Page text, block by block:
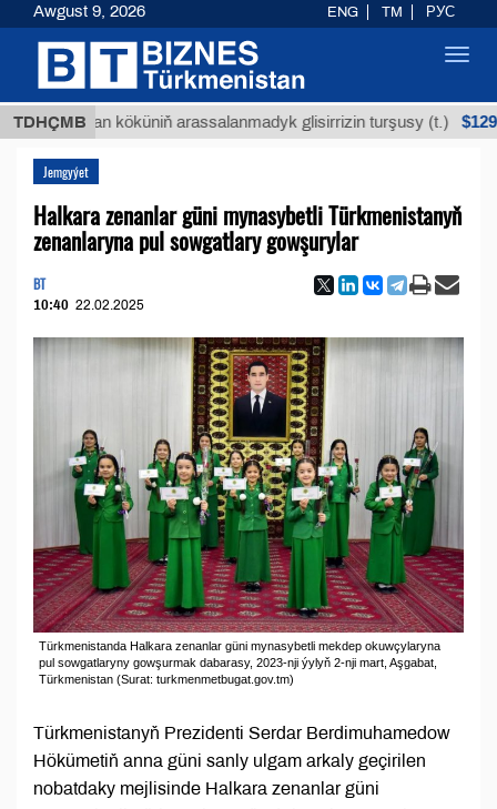
TDHÇMB
Buýan köküniň arassalanmadyk glisirrizin turşusy (t.) $12935,18
Jemgyýet
Halkara zenanlar güni mynasybetli Türkmenistanyň
zenanlaryna pul sowgatlary gowşurylar
BT
10:40 22.02.2025
Türkmenistanda Halkara zenanlar güni mynasybetli mekdep okuwçylaryna
pul sowgatlaryny gowşurmak dabarasy, 2023-nji ýylyň 2-nji mart, Aşgabat,
Türkmenistan (Surat: turkmenmetbugat.gov.tm)
Türkmenistanyň Prezidenti Serdar Berdimuhamedow
Hökümetiň anna güni sanly ulgam arkaly geçirilen
nobatdaky mejlisinde Halkara zenanlar güni
Awgust 9, 2026 ENG TM РУС